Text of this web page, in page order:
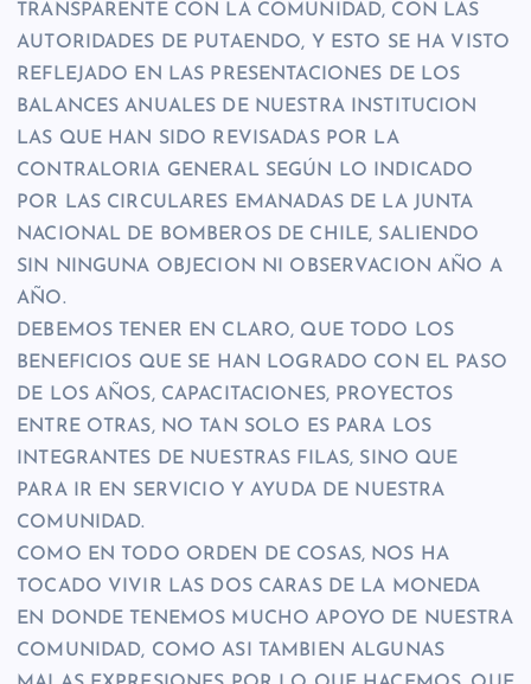
TRANSPARENTE CON LA COMUNIDAD, CON LAS
AUTORIDADES DE PUTAENDO, Y ESTO SE HA VISTO
REFLEJADO EN LAS PRESENTACIONES DE LOS
BALANCES ANUALES DE NUESTRA INSTITUCION
LAS QUE HAN SIDO REVISADAS POR LA
CONTRALORIA GENERAL SEGÚN LO INDICADO
POR LAS CIRCULARES EMANADAS DE LA JUNTA
NACIONAL DE BOMBEROS DE CHILE, SALIENDO
SIN NINGUNA OBJECION NI OBSERVACION AÑO A
AÑO.
DEBEMOS TENER EN CLARO, QUE TODO LOS
BENEFICIOS QUE SE HAN LOGRADO CON EL PASO
DE LOS AÑOS, CAPACITACIONES, PROYECTOS
ENTRE OTRAS, NO TAN SOLO ES PARA LOS
INTEGRANTES DE NUESTRAS FILAS, SINO QUE
PARA IR EN SERVICIO Y AYUDA DE NUESTRA
COMUNIDAD.
COMO EN TODO ORDEN DE COSAS, NOS HA
TOCADO VIVIR LAS DOS CARAS DE LA MONEDA
EN DONDE TENEMOS MUCHO APOYO DE NUESTRA
COMUNIDAD, COMO ASI TAMBIEN ALGUNAS